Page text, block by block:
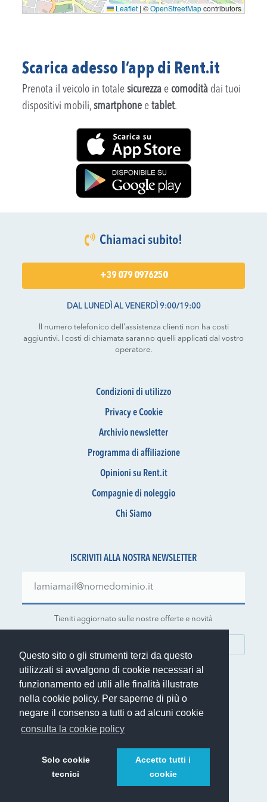
Questo sito o gli strumenti terzi da questo
utilizzati si avvalgono di cookie necessari al
funzionamento ed utili alle finalità illustrate
nella cookie policy. Per saperne di più o
negare il consenso a tutti o ad alcuni cookie
consulta la cookie policy
Solo cookie
tecnici
Accetto tutti i
cookie
Leaflet | ©OpenStreetMapcontributors
Scarica adesso l’app di Rent.it
Prenota il veicolo in totalesicurezza e comodità dai tuoi
dispositivi mobili,smartphone etablet.
Chiamaci subito!
+39 079 0976250
DAL LUNEDÌ AL VENERDÌ 9:00/19:00
Il numero telefonico dell'assistenza clienti non ha costi
aggiuntivi. I costi di chiamata saranno quelli applicati dal vostro
operatore.
Condizioni di utilizzo
Privacy e Cookie
Archivio newsletter
Programma di affiliazione
Opinioni su Rent.it
Compagnie di noleggio
Chi Siamo
ISCRIVITI ALLA NOSTRA NEWSLETTER
Tieniti aggiornato sulle nostre offerte e novità
Rent.it®è un marchio registrato di Rent.it Srl